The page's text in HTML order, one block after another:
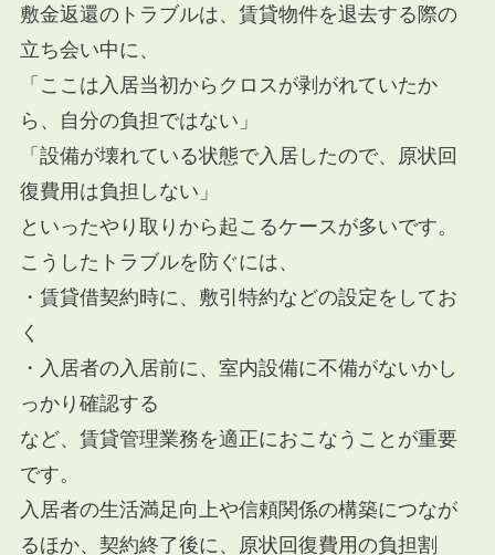
敷金返還のトラブルは、賃貸物件を退去する際の
立ち会い中に、
「ここは入居当初からクロスが剥がれていたか
ら、自分の負担ではない」
「設備が壊れている状態で入居したので、原状回
復費用は負担しない」
といったやり取りから起こるケースが多いです。
こうしたトラブルを防ぐには、
・賃貸借契約時に、敷引特約などの設定をしてお
く
・入居者の入居前に、室内設備に不備がないかし
っかり確認する
など、賃貸管理業務を適正におこなうことが重要
です。
入居者の生活満足向上や信頼関係の構築につなが
るほか、契約終了後に、原状回復費用の負担割